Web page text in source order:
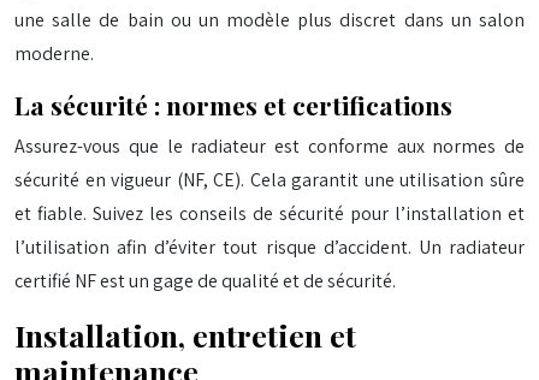
une salle de bain ou un modèle plus discret dans un salon
moderne.
La sécurité : normes et certifications
Assurez-vous que le radiateur est conforme aux normes de
sécurité en vigueur (NF, CE). Cela garantit une utilisation sûre
et fiable. Suivez les conseils de sécurité pour l’installation et
l’utilisation afin d’éviter tout risque d’accident. Un radiateur
certifié NF est un gage de qualité et de sécurité.
Installation, entretien et
maintenance